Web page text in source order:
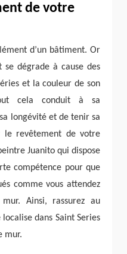
de votre
d’un bâtiment. Or
dégrade à cause des
et la couleur de son
cela conduit à sa
longévité et de tenir sa
le revêtement de votre
Juanito qui dispose
compétence pour que
comme vous attendez
Ainsi, rassurez au
dans Saint Series
mur.